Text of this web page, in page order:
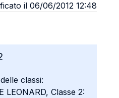
il 06/06/2012 12:48
classi:
LEONARD, Classe 2: